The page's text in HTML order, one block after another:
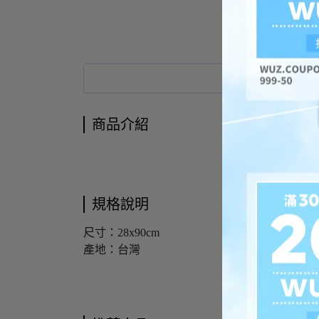
商品介紹
商品介紹
規格說明
尺寸：28x90cm
產地：台灣